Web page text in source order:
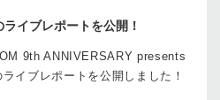
イブレポートを公開！
9th ANNIVERSARY presents
イブレポートを公開しました！